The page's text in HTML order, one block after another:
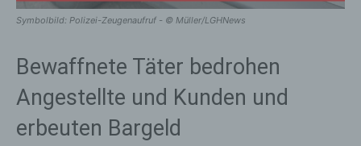
Symbolbild: Polizei-Zeugenaufruf - © Müller/LGHNews
Bewaffnete Täter bedrohen
Angestellte und Kunden und
erbeuten Bargeld